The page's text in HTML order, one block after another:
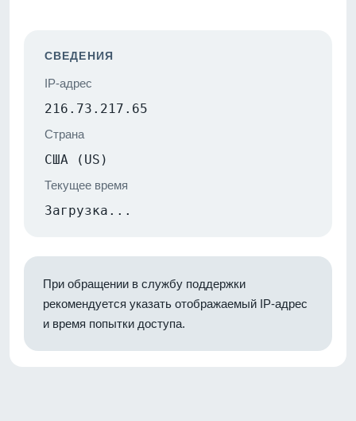
СВЕДЕНИЯ
IP-адрес
216.73.217.65
Страна
США (US)
Текущее время
Загрузка...
При обращении в службу поддержки
рекомендуется указать отображаемый IP-адрес
и время попытки доступа.